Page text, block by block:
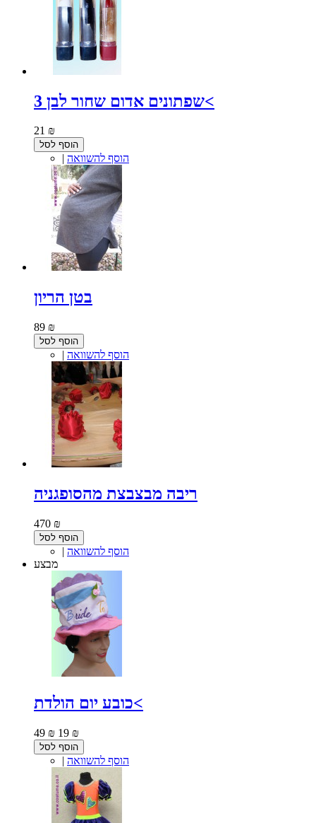
3 שפתונים אדום שחור לבן<
21 ₪
הוסף לסל
| הוסף להשוואה
בטן הריון
89 ₪
הוסף לסל
| הוסף להשוואה
ריבה מבצבצת מהסופגניה
470 ₪
הוסף לסל
| הוסף להשוואה
מבצע
כובע יום הולדת<
49 ₪ 19 ₪
הוסף לסל
| הוסף להשוואה